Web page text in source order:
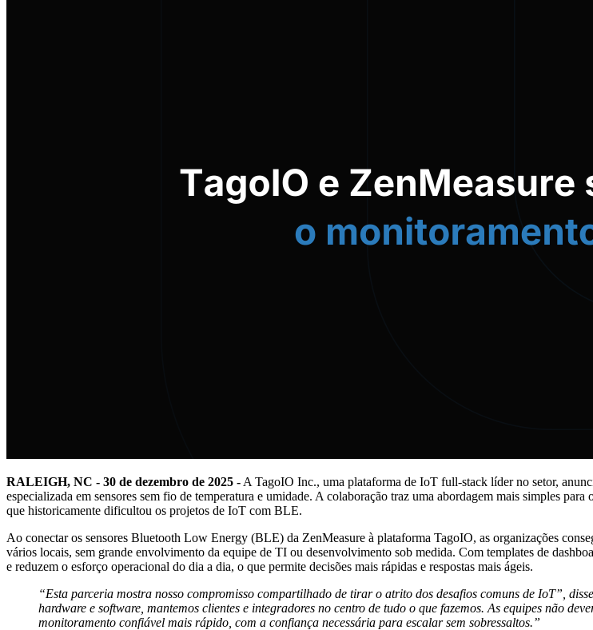
RALEIGH, NC - 30 de dezembro de 2025 - A TagoIO Inc., uma plataforma de IoT full-stack líder no setor,
especializada em sensores sem fio de temperatura e umidade. A colaboração traz uma abordagem mais simples
que historicamente dificultou os projetos de IoT com BLE.
Ao conectar os sensores Bluetooth Low Energy (BLE) da ZenMeasure à plataforma TagoIO, as organizações
vários locais, sem grande envolvimento da equipe de TI ou desenvolvimento sob medida. Com templates de
e reduzem o esforço operacional do dia a dia, o que permite decisões mais rápidas e respostas mais ágeis.
“Esta parceria mostra nosso compromisso compartilhado de tirar o atrito dos desafios comuns de IoT”,
hardware e software, mantemos clientes e integradores no centro de tudo o que fazemos. As equipes não
monitoramento confiável mais rápido, com a confiança necessária para escalar sem sobressaltos.”